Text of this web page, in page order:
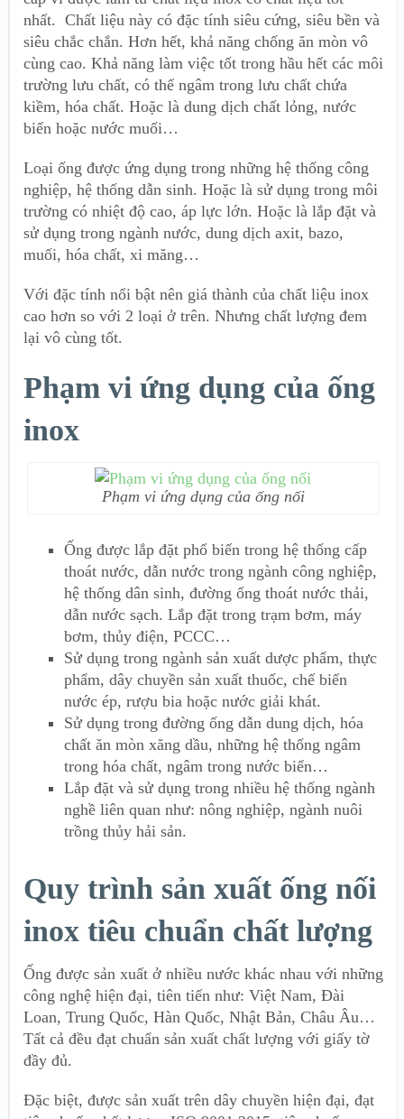
nhất. Chất liệu này có đặc tính siêu cứng, siêu bền và
siêu chắc chắn. Hơn hết, khả năng chống ăn mòn vô
cùng cao. Khả năng làm việc tốt trong hầu hết các môi
trường lưu chất, có thể ngâm trong lưu chất chứa
kiềm, hóa chất. Hoặc là dung dịch chất lỏng, nước
biển hoặc nước muối…
Loại ống được ứng dụng trong những hệ thống công
nghiệp, hệ thống dẫn sinh. Hoặc là sử dụng trong môi
trường có nhiệt độ cao, áp lực lớn. Hoặc là lắp đặt và
sử dụng trong ngành nước, dung dịch axit, bazo,
muối, hóa chất, xi măng…
Với đặc tính nổi bật nên giá thành của chất liệu inox
cao hơn so với 2 loại ở trên. Nhưng chất lượng đem
lại vô cùng tốt.
Phạm vi ứng dụng của ống
inox
Phạm vi ứng dụng của ống nối
Ống được lắp đặt phổ biến trong hệ thống cấp
thoát nước, dẫn nước trong ngành công nghiệp,
hệ thống dân sinh, đường ống thoát nước thải,
dẫn nước sạch. Lắp đặt trong trạm bơm, máy
bơm, thủy điện, PCCC…
Sử dụng trong ngành sản xuất dược phẩm, thực
phẩm, dây chuyền sản xuất thuốc, chế biến
nước ép, rượu bia hoặc nước giải khát.
Sử dụng trong đường ống dẫn dung dịch, hóa
chất ăn mòn xăng dầu, những hệ thống ngâm
trong hóa chất, ngâm trong nước biển…
Lắp đặt và sử dụng trong nhiều hệ thống ngành
nghề liên quan như: nông nghiệp, ngành nuôi
trồng thủy hải sản.
Quy trình sản xuất ống nối
inox tiêu chuẩn chất lượng
Ống được sản xuất ở nhiều nước khác nhau với những
công nghệ hiện đại, tiên tiến như: Việt Nam, Đài
Loan, Trung Quốc, Hàn Quốc, Nhật Bản, Châu Âu…
Tất cả đều đạt chuẩn sản xuất chất lượng với giấy tờ
đầy đủ.
Đặc biệt, được sản xuất trên dây chuyền hiện đại, đạt